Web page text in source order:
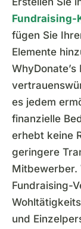
Fundraising-
fügen Sie
Elemente
es jedem
finanzielle
erhebt keine
geringere
Mitbewerber.
Fundraising-
und